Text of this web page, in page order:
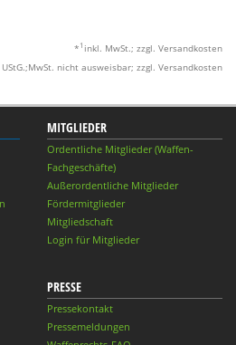
* 1 inkl. MwSt.; zzgl. Versandkosten
nicht ausweisbar; zzgl. Versandkosten
MITGLIEDER
Ordentliche Mitglieder (Waffen-
Fachgeschäfte)
Außerordentliche Mitglieder
Fördermitglieder
Mitgliedschaft
Login für Mitglieder
PRESSE
Pressekontakt
Pressemeldungen